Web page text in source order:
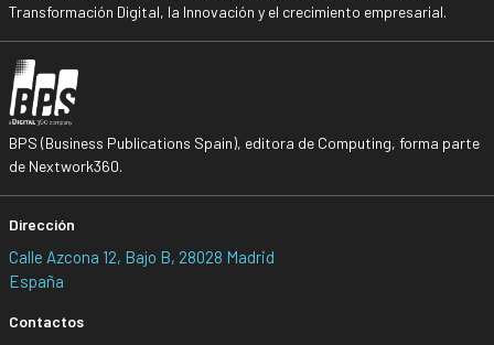
Transformación Digital, la Innovación y el crecimiento empresarial.
BPS (Business Publications Spain), editora de Computing, forma parte
de Nextwork360.
Dirección
Calle Azcona 12, Bajo B, 28028 Madrid
España
Contactos